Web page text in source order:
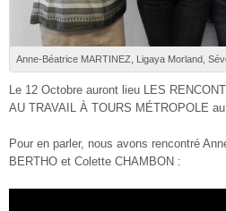
Anne-Béatrice MARTINEZ, Ligaya Morland,
Le 12 Octobre auront lieu LES
AU TRAVAIL À TOURS MÉTROPOLE
Pour en parler, nous avons rencontré
BERTHO et Colette CHAMBON :